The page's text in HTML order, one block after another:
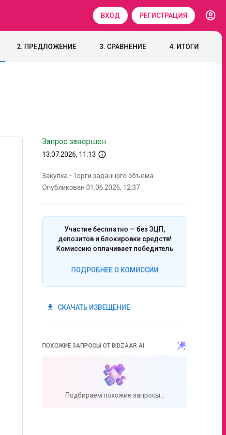
ВХОД РЕГИСТРАЦИЯ
account_circle
2. ПРЕДЛОЖЕНИЕ 3. СРАВНЕНИЕ 4. ИТОГИ
Запрос завершен
13.07.2026, 11:13 info_outline
Закупка • Торги заданного объема
Опубликован 01.06.2026, 12:37
Участие бесплатно — без ЭЦП,
депозитов и блокировки средств!
Комиссию оплачивает победитель
ПОДРОБНЕЕ О КОМИССИИ
get_app СКАЧАТЬ ИЗВЕЩЕНИЕ
ПОХОЖИЕ ЗАПРОСЫ ОТ BIDZAAR AI
Подбираем похожие запросы...